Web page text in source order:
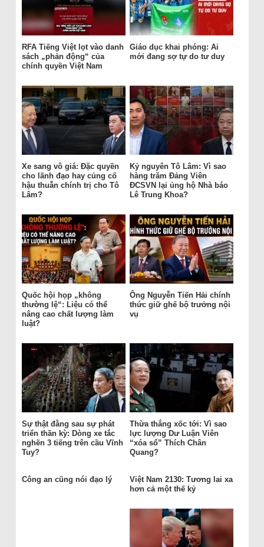
RFA Tiếng Việt lọt vào danh
sách „phản động“ của
chính quyền Việt Nam
Giáo dục khai phóng: Ai
mới đang sợ tự do tư duy
Xe sang vô giá: Đặc quyền
cho lãnh đạo hay củng cố
hậu thuẫn chính trị cho Tô
Lâm?
Kỷ nguyên Tô Lâm: Vì sao
hàng trăm Đảng Viên
ĐCSVN lại ủng hộ Nhà báo
Lê Trung Khoa?
Quốc hội họp „không
thường lệ“: Liệu có thể
nâng cao chất lượng làm
luật?
Ông Nguyễn Tiến Hải chính
thức giữ ghế bộ trưởng nội
vụ
Sự thật đằng sau sự phát
triển thần kỳ: Dòng xe tắc
nghẽn 3 tiếng trên cầu Vĩnh
Tuy?
Thừa thắng xốc tới: Vì sao
lực lượng Dư Luận Viên
“xóa sổ” Thích Chân
Quang?
Công an cũng nói đạo lý
Việt Nam 2130: Tương lai xa
hơn cả một thế kỷ